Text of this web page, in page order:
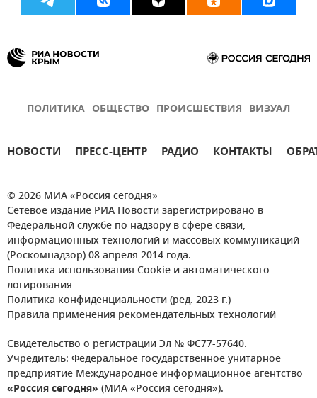
ПОЛИТИКА ОБЩЕСТВО ПРОИСШЕСТВИЯ ВИЗУАЛ
НОВОСТИ ПРЕСС-ЦЕНТР РАДИО КОНТАКТЫ
© 2026 МИА «Россия сегодня»
Сетевое издание РИА Новости зарегистрировано в
Федеральной службе по надзору в сфере связи,
информационных технологий и массовых коммуникаций
(Роскомнадзор) 08 апреля 2014 года.
Политика использования Cookie и автоматического
логирования
Политика конфиденциальности (ред. 2023 г.)
Правила применения рекомендательных технологий
Свидетельство о регистрации Эл № ФС77-57640.
Учредитель: Федеральное государственное унитарное
предприятие Международное информационное агентство
«Россия сегодня» (МИА «Россия сегодня»).